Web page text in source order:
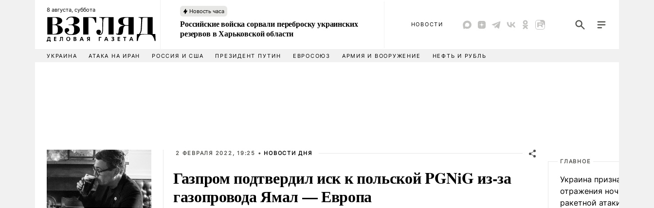
8 августа, суббота Новость часа
Российские войска сорвали переброску украинских
резервов в Харьковской области
НОВОСТИ
УКРАИНА АТАКА НА ИРАН РОССИЯ И США ПРЕЗИДЕНТ ПУТИН ЕВРОСОЮЗ АРМИЯ И ВООРУЖЕНИЕ НЕФТЬ И РУБЛЬ
2 ФЕВРАЛЯ 2022, 19:25 • НОВОСТИ ДНЯ
Газпром подтвердил иск к польской PGNiG из-за
газопровода Ямал — Европа
ГЛАВНОЕ
Украина признала
отражения ночной
ракетной атаки